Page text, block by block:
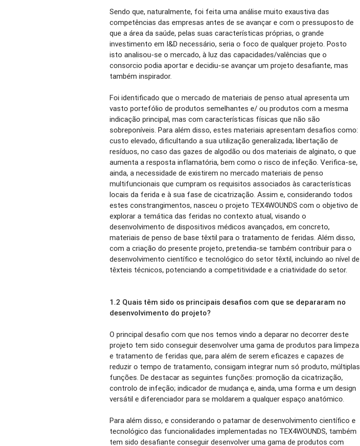
Sendo que, naturalmente, foi feita uma análise muito exaustiva das
competências das empresas antes de se avançar e com o pressuposto de
que a área da saúde, pelas suas características próprias, o grande
investimento em I&D necessário, seria o foco de qualquer projeto. Posto
isto analisou-se o mercado, à luz das capacidades/valências que o
consorcio podia aportar e decidiu-se avançar um projeto desafiante, mas
também inspirador.
Foi identificado que o mercado de materiais de penso atual apresenta um
vasto portefólio de produtos semelhantes e/ ou produtos com a mesma
indicação principal, mas com características físicas que não são
sobreponíveis. Para além disso, estes materiais apresentam desafios como:
custo elevado, dificultando a sua utilização generalizada; libertação de
resíduos, no caso das gazes de algodão ou dos materiais de alginato, o que
aumenta a resposta inflamatória, bem como o risco de infeção. Verifica-se,
ainda, a necessidade de existirem no mercado materiais de penso
multifuncionais que cumpram os requisitos associados às características
locais da ferida e à sua fase de cicatrização. Assim e, considerando todos
estes constrangimentos, nasceu o projeto TEX4WOUNDS com o objetivo de
explorar a temática das feridas no contexto atual, visando o
desenvolvimento de dispositivos médicos avançados, em concreto,
materiais de penso de base têxtil para o tratamento de feridas. Além disso,
com a criação do presente projeto, pretendia-se também contribuir para o
desenvolvimento científico e tecnológico do setor têxtil, incluindo ao nível de
têxteis técnicos, potenciando a competitividade e a criatividade do setor.
1.2 Quais têm sido os principais desafios com que se depararam no
desenvolvimento do projeto?
O principal desafio com que nos temos vindo a deparar no decorrer deste
projeto tem sido conseguir desenvolver uma gama de produtos para limpeza
e tratamento de feridas que, para além de serem eficazes e capazes de
reduzir o tempo de tratamento, consigam integrar num só produto, múltiplas
funções. De destacar as seguintes funções: promoção da cicatrização,
controlo de infeção; indicador de mudança e, ainda, uma forma e um design
versátil e diferenciador para se moldarem a qualquer espaço anatómico.
Para além disso, e considerando o patamar de desenvolvimento científico e
tecnológico das funcionalidades implementadas no TEX4WOUNDS, também
tem sido desafiante conseguir desenvolver uma gama de produtos com